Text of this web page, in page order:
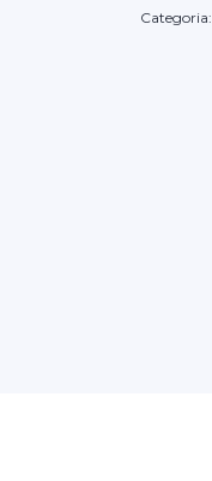
Categoria: